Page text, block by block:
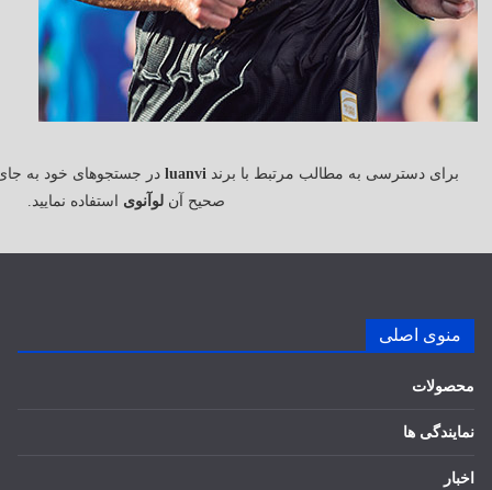
برای دسترسی به مطالب مرتبط با برندluanvi در جستجوهای خود به
صحیح آنلوآنوی استفاده نمایید.
منوی اصلی
محصولات
نمایندگی ها
اخبار